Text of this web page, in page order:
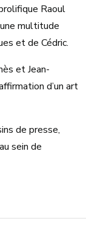
Raoul
multitude
et de Cédric.
et Jean-
d’un art
de presse,
sein de